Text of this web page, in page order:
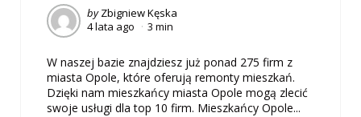
Posted
by
by Zbigniew Kęska
4 lata ago
3 min
W naszej bazie znajdziesz już ponad 275 firm z
miasta Opole, które oferują remonty mieszkań.
Dzięki nam mieszkańcy miasta Opole mogą zlecić
swoje usługi dla top 10 firm. Mieszkańcy Opole...